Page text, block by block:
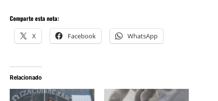
Comparte esta nota:
X Facebook WhatsApp
Relacionado